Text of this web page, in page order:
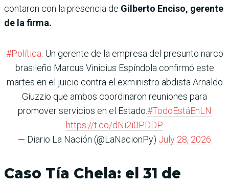
contaron con la presencia de Gilberto Enciso, gerente
de la firma.
#Política . Un gerente de la empresa del presunto narco
brasileño Marcus Vinicius Espíndola confirmó este
martes en el juicio contra el exministro abdista Arnaldo
Giuzzio que ambos coordinaron reuniones para
promover servicios en el Estado.#TodoEstáEnLN
https://t.co/dNi2i0PDDP
— Diario La Nación (@LaNacionPy) July 28, 2026
Caso Tía Chela: el 31 de